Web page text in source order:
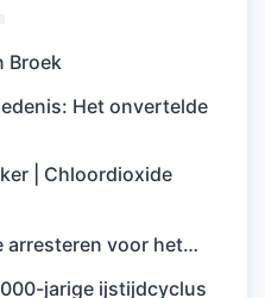
Broek
Het onvertelde
| Chloordioxide
arresteren voor het…
jarige ijstijdcyclus